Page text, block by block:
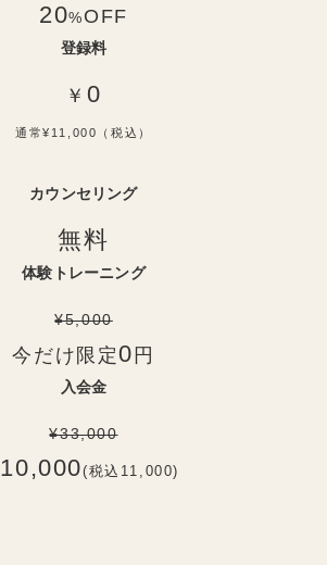
20%OFF
登録料
￥ 0
通常¥11,000（税込）
カウンセリング
無料
体験トレーニング
¥5,000
今だけ限定0 円
入会金
¥33,000
10,000(税込11,000)